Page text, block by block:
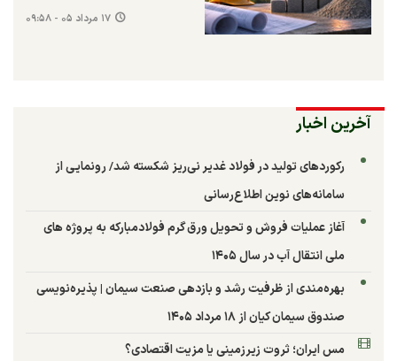
۱۷ مرداد ۰۵ - ۰۹:۵۸
آخرین اخبار
رکوردهای تولید در فولاد غدیر نی‌ریز شکسته شد/ رونمایی از
سامانه‌های نوین اطلاع‌رسانی
آغاز عملیات فروش و تحویل ورق گرم فولادمبارکه به پروژه های
ملی انتقال آب در سال ۱۴۰۵
بهره‌مندی از ظرفیت رشد و بازدهی صنعت سیمان | پذیره‌نویسی
صندوق سیمان کیان از ۱۸ مرداد ۱۴۰۵
مس ایران؛ ثروت زیرزمینی یا مزیت اقتصادی؟